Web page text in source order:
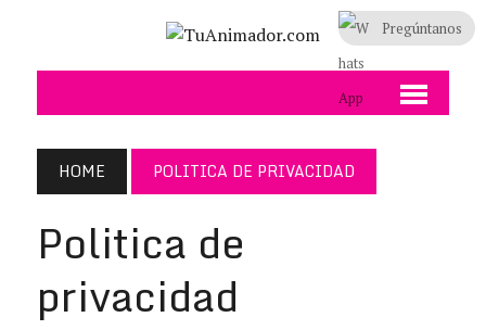
HOME POLITICA DE PRIVACIDAD
Politica de
privacidad
Pregúntanos